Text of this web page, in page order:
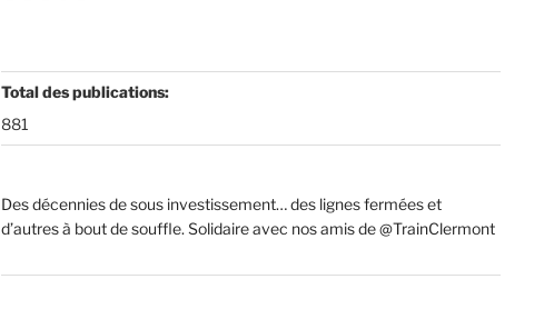
Total des publications:
881
Des décennies de sous investissement… des lignes fermées et
d’autres à bout de souffle. Solidaire avec nos amis de @TrainClermont